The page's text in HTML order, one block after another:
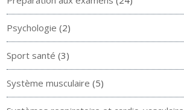
Psychologie (2)
Sport santé (3)
Système musculaire (5)